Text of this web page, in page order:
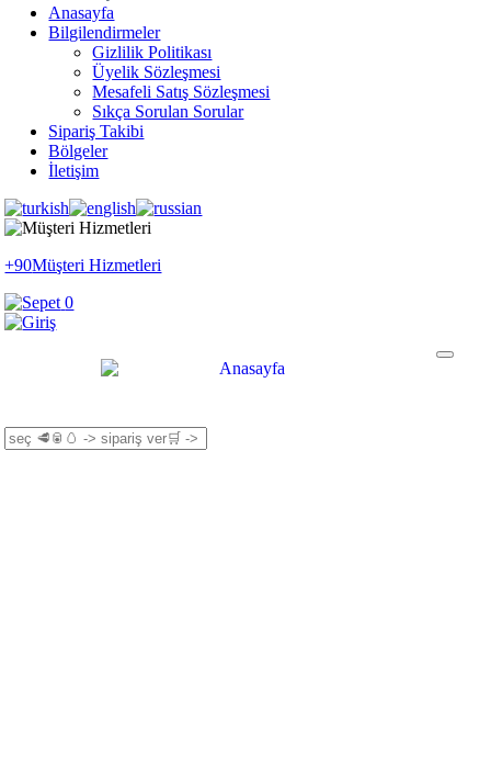
Anasayfa
Bilgilendirmeler
Gizlilik Politikası
Üyelik Sözleşmesi
Mesafeli Satış Sözleşmesi
Sıkça Sorulan Sorular
Sipariş Takibi
Bölgeler
İletişim
+90Müşteri Hizmetleri
0